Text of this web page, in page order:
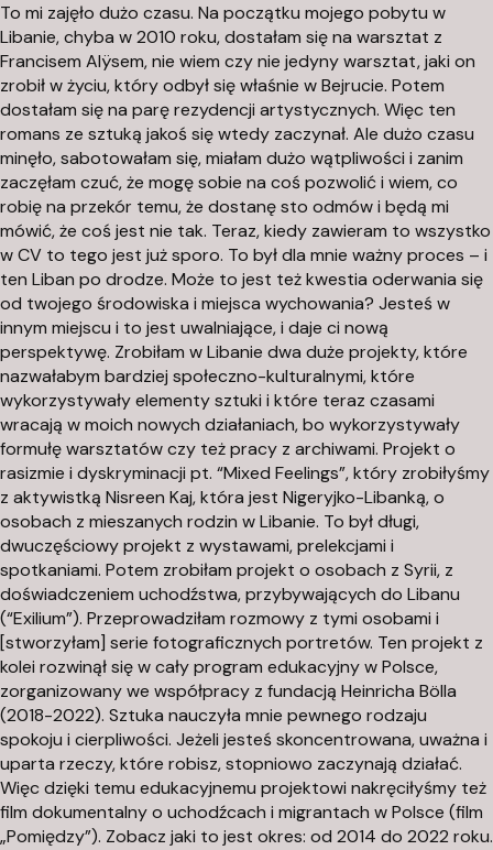
To mi zajęło dużo czasu. Na początku mojego pobytu w
Libanie, chyba w 2010 roku, dostałam się na warsztat z
Francisem Alÿsem, nie wiem czy nie jedyny warsztat, jaki on
zrobił w życiu, który odbył się właśnie w Bejrucie. Potem
dostałam się na parę rezydencji artystycznych. Więc ten
romans ze sztuką jakoś się wtedy zaczynał. Ale dużo czasu
minęło, sabotowałam się, miałam dużo wątpliwości i zanim
zaczęłam czuć, że mogę sobie na coś pozwolić i wiem, co
robię na przekór temu, że dostanę sto odmów i będą mi
mówić, że coś jest nie tak. Teraz, kiedy zawieram to wszystko
w CV to tego jest już sporo. To był dla mnie ważny proces – i
ten Liban po drodze. Może to jest też kwestia oderwania się
od twojego środowiska i miejsca wychowania? Jesteś w
innym miejscu i to jest uwalniające, i daje ci nową
perspektywę. Zrobiłam w Libanie dwa duże projekty, które
nazwałabym bardziej społeczno-kulturalnymi, które
wykorzystywały elementy sztuki i które teraz czasami
wracają w moich nowych działaniach, bo wykorzystywały
formułę warsztatów czy też pracy z archiwami. Projekt o
rasizmie i dyskryminacji pt. “Mixed Feelings”, który zrobiłyśmy
z aktywistką Nisreen Kaj, która jest Nigeryjko-Libanką, o
osobach z mieszanych rodzin w Libanie. To był długi,
dwuczęściowy projekt z wystawami, prelekcjami i
spotkaniami. Potem zrobiłam projekt o osobach z Syrii, z
doświadczeniem uchodźstwa, przybywających do Libanu
(“Exilium”). Przeprowadziłam rozmowy z tymi osobami i
[stworzyłam] serie fotograficznych portretów. Ten projekt z
kolei rozwinął się w cały program edukacyjny w Polsce,
zorganizowany we współpracy z fundacją Heinricha Bölla
(2018-2022). Sztuka nauczyła mnie pewnego rodzaju
spokoju i cierpliwości. Jeżeli jesteś skoncentrowana, uważna i
uparta rzeczy, które robisz, stopniowo zaczynają działać.
Więc dzięki temu edukacyjnemu projektowi nakręciłyśmy też
film dokumentalny o uchodźcach i migrantach w Polsce (film
„Pomiędzy”). Zobacz jaki to jest okres: od 2014 do 2022 roku.